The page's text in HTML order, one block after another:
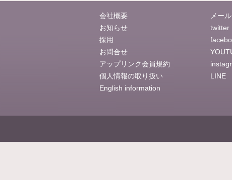
会社概要
お知らせ
採用
お問合せ
アップリンク会員規約
個人情報の取り扱い
English information
メー
twitter
LINE